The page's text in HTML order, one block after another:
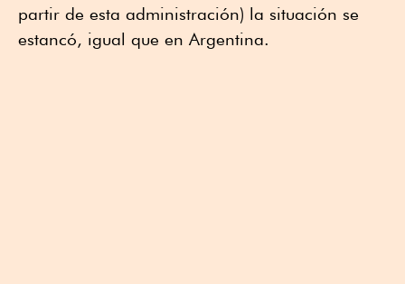
partir de esta administración) la situación se
estancó, igual que en Argentina.